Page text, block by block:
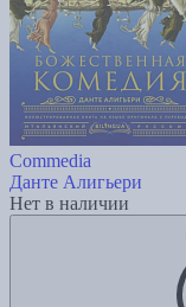
Commedia
Данте Алигьери
Нет в наличии